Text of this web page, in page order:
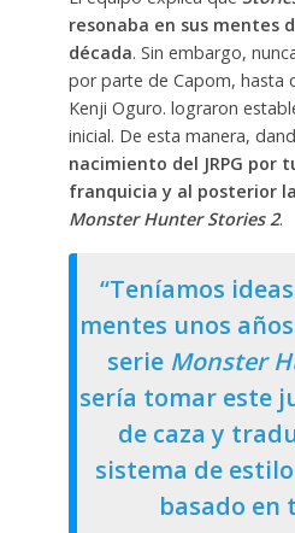
resonaba en sus mentes
década. Sin embargo,
por parte de Capom, hasta
Kenji Oguro. lograron
inicial. De esta manera,
nacimiento del JRPG por
franquicia y al posterior
Monster Hunter Stories 2.
“Teníamos
mentes unos
serie Monster
sería tomar este
de caza y
sistema de
basado en